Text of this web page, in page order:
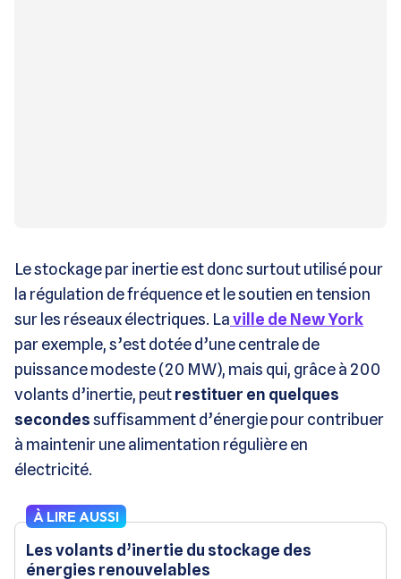
Le stockage par inertie est donc surtout utilisé pour
la régulation de fréquence et le soutien en tension
sur les réseaux électriques. Laville de New York
par exemple, s’est dotée d’une centrale de
puissance modeste (20 MW), mais qui, grâce à 200
volants d’inertie, peutrestituer en quelques
secondessuffisamment d’énergie pour contribuer
à maintenir une alimentation régulière en
électricité.
À LIRE AUSSI
Les volants d’inertie du stockage des
énergies renouvelables